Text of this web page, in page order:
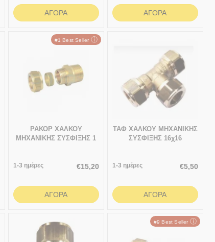
ΑΓΟΡΆ ΑΓΟΡΆ
#1 Best Seller ⓘ
ΡΑΚΟΡ ΧΑΛΚΟΥ
ΜΗΧΑΝΙΚΗΣ ΣΥΣΦΙΞΗΣ 1
1-3 ημέρες €15,20
ΑΓΟΡΆ
ΤΑΦ ΧΑΛΚΟΥ ΜΗΧΑΝΙΚΗΣ
ΣΥΣΦΙΞΗΣ 16χ16
1-3 ημέρες €5,50
ΑΓΟΡΆ
#9 Best Seller ⓘ